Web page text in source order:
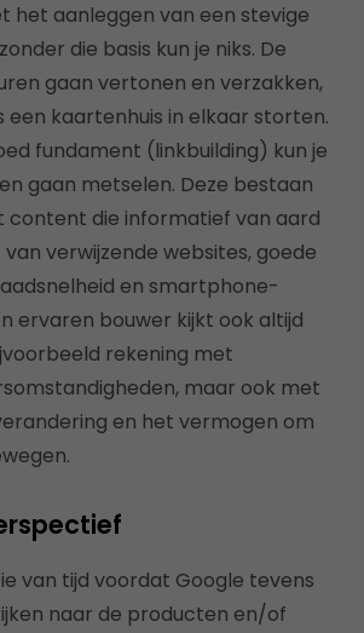
het aanleggen van een stevige
die basis kun je niks. De
gaan vertonen en verzakken,
een kaartenhuis in elkaar storten.
fundament (linkbuilding) kun je
gaan metselen. Deze bestaan
content die informatief van aard
verwijzende websites, goede
en smartphone-
ervaren bouwer kijkt ook altijd
rekening met
maar ook met
en het vermogen om
van tijd voordat Google tevens
naar de producten en/of